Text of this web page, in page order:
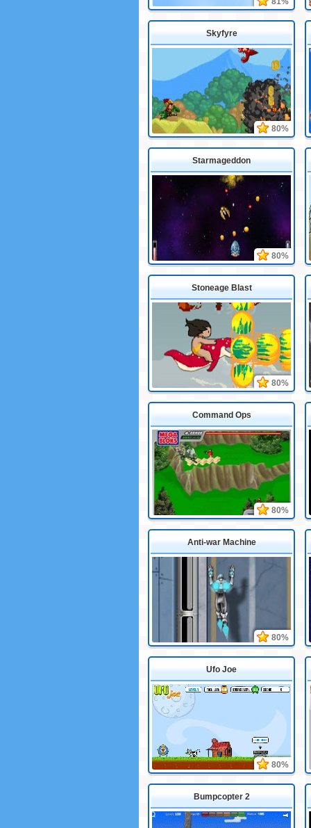
Skyfyre
80%
Starmageddon
80%
Stoneage Blast
80%
Command Ops
80%
Anti-war Machine
80%
Ufo Joe
80%
Bumpcopter 2